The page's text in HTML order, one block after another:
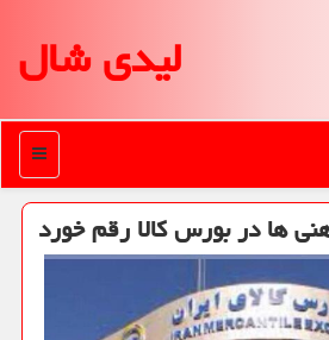
لیدی شال
منو
ها در بورس كالا رقم خورد